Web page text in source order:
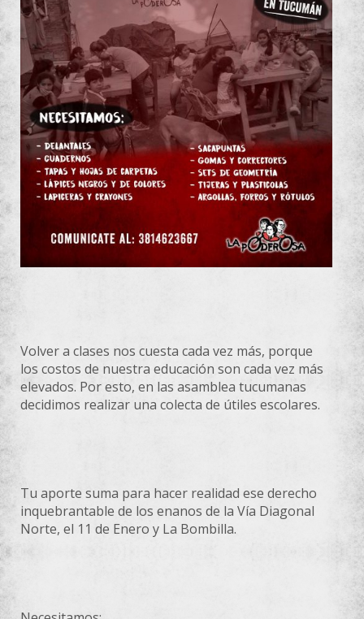
Volver a clases nos cuesta cada vez más, porque
los costos de nuestra educación son cada vez más
elevados. Por esto, en las asamblea tucumanas
decidimos realizar una colecta de útiles escolares.
Tu aporte suma para hacer realidad ese derecho
inquebrantable de los enanos de la Vía Diagonal
Norte, el 11 de Enero y La Bombilla.